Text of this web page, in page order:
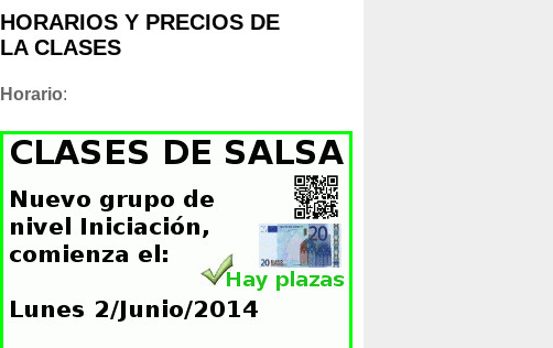
HORARIOS Y PRECIOS DE
LA CLASES
Horario: